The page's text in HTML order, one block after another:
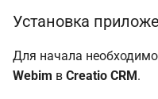
Установка
Для начала
Webim в Creatio CRM.